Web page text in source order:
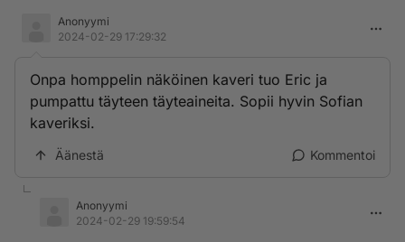
Anonyymi
2024-02-29 17:29:32
Onpa homppelin näköinen kaveri tuo Eric ja
pumpattu täyteen täyteaineita. Sopii hyvin Sofian
kaveriksi.
Äänestä Kommentoi
Anonyymi
2024-02-29 19:59:54